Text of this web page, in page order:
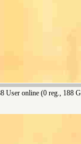
User online (0 reg., 188